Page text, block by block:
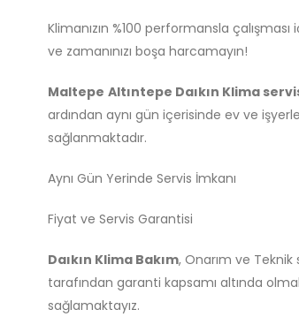
Klimanızın %100 performansla çalışması
ve zamanınızı boşa harcamayın!
Maltepe Altıntepe Daıkın Klima
ardından aynı gün içerisinde ev ve
sağlanmaktadır.
Aynı Gün Yerinde Servis İmkanı
Fiyat ve Servis Garantisi
Daıkın Klima Bakım, Onarım ve
tarafından garanti kapsamı altında
sağlamaktayız.